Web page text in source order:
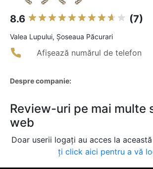
8.6 (7)
Valea Lupului, Șoseaua Păcurari
Afișează numărul de telefon
Despre companie:
Review-uri pe mai multe
web
Doar userii logați au acces la
ți click aici pentru a vă